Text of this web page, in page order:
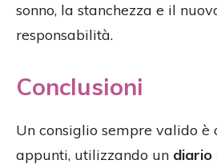
sonno, la stanchezza e il
responsabilità.
Conclusioni
Un consiglio sempre valido è
appunti, utilizzando un diario